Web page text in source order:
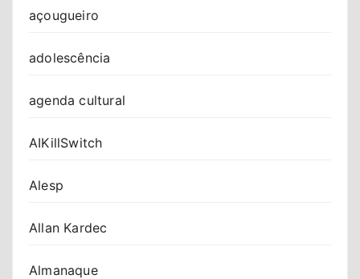
açougueiro
adolescência
agenda cultural
AIKillSwitch
Alesp
Allan Kardec
Almanaque